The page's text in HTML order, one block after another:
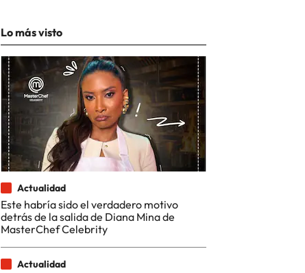
Lo más visto
Actualidad
Este habría sido el verdadero motivo
detrás de la salida de Diana Mina de
MasterChef Celebrity
Actualidad